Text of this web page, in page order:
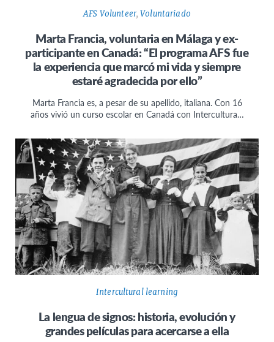
AFS Volunteer,Voluntariado
Marta Francia, voluntaria en Málaga y ex-
participante en Canadá: “El programa AFS fue
la experiencia que marcó mi vida y siempre
estaré agradecida por ello”
Marta Francia es, a pesar de su apellido, italiana. Con 16
años vivió un curso escolar en Canadá con Intercultura…
Intercultural learning
La lengua de signos: historia, evolución y
grandes películas para acercarse a ella